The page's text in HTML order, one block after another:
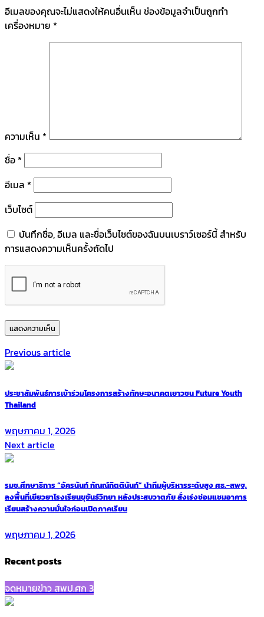
อีเมลของคุณจะไม่แสดงให้คนอื่นเห็น ช่องข้อมูลจำเป็นถูกทำ
เครื่องหมาย *
ความเห็น *
ชื่อ *
อีเมล *
เว็บไซต์
บันทึกชื่อ, อีเมล และชื่อเว็บไซต์ของฉันบนเบราว์เซอร์นี้ สำหรับ
การแสดงความเห็นครั้งถัดไป
Previous article
ประชาสัมพันธ์การเข้าร่วมโครงการสร้างทักษะอนาคตเยาวชน Future Youth
Thailand
พฤษภาคม 1, 2026
Next article
รมช.ศึกษาธิการ “อัครนันท์ กัณณ์กิตตินันท์” นำทีมผู้บริหารระดับสูง ศธ.-สพฐ.
ลงพื้นที่เยียวยาโรงเรียนขุขันธ์วิทยา หลังประสบวาตภัย สั่งเร่งซ่อมแซมอาคาร
เรียนสร้างความมั่นใจก่อนเปิดภาคเรียน
พฤษภาคม 1, 2026
Recent posts
จดหมายข่าว สพป.ศก 3